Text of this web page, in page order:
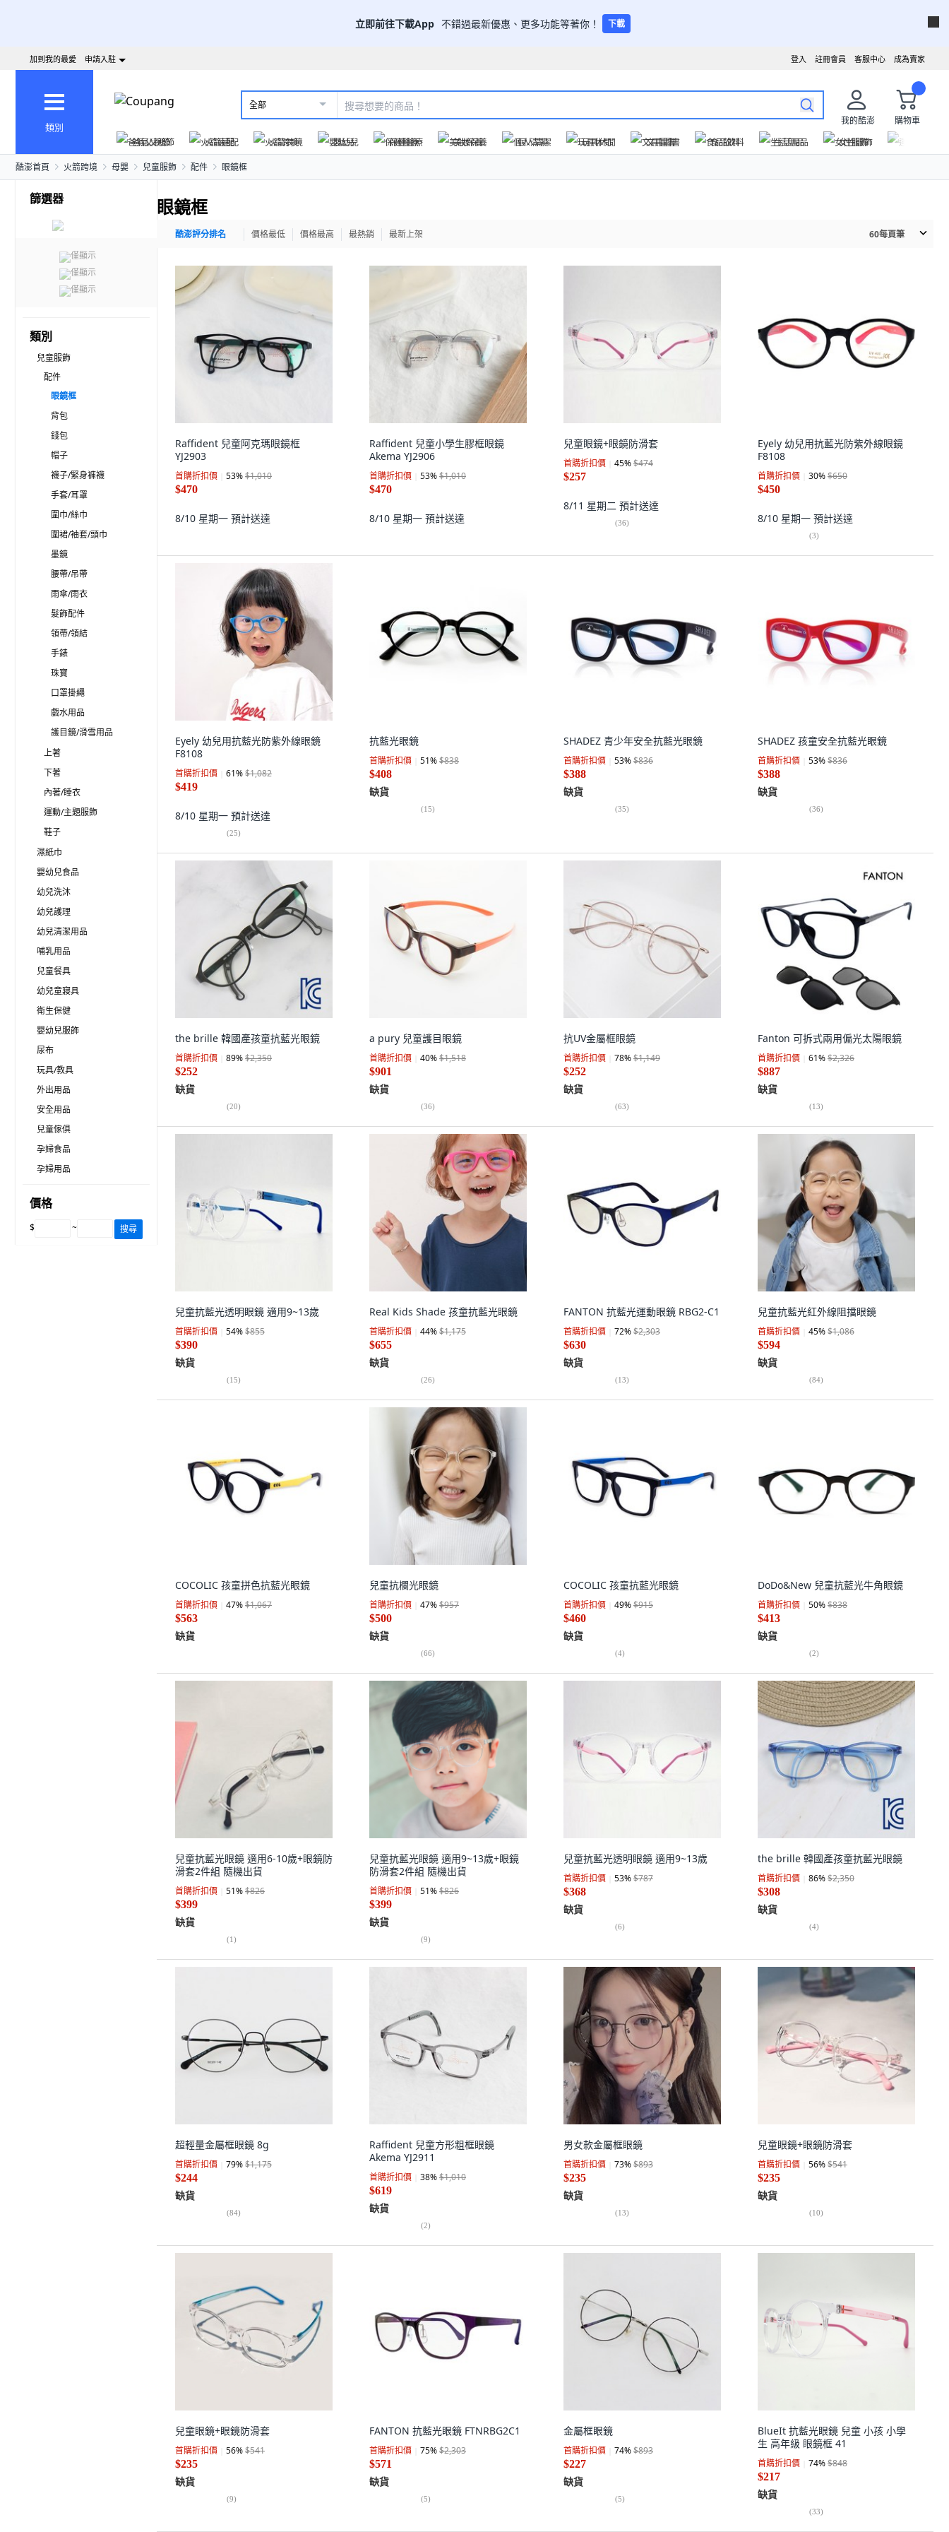
立即前往下載App 不錯過最新優惠、更多功能等著你！ 下載
成為賣家
客服中心
註冊會員
登入
加到我的最愛 申請入駐
類別
全部
我的酷澎
購物車
爸氣父親節
火箭速配 火箭跨境 嬰幼兒 保健醫療 美妝保養 個人清潔 玩具休閒 文具圖書 食品飲料 生活用品 女性服飾
酷澎首頁 火箭跨境 母嬰 兒童服飾 配件 眼鏡框
篩選器
僅顯示
僅顯示
僅顯示
類別
兒童服飾
配件
眼鏡框
背包
錢包
帽子
襪子/緊身褲襪
手套/耳罩
圍巾/絲巾
圍裙/袖套/頭巾
墨鏡
腰帶/吊帶
雨傘/雨衣
髮飾配件
領帶/領結
手錶
珠寶
口罩掛繩
戲水用品
護目鏡/滑雪用品
上著
下著
內著/睡衣
運動/主題服飾
鞋子
濕紙巾
嬰幼兒食品
幼兒洗沐
幼兒護理
幼兒清潔用品
哺乳用品
兒童餐具
幼兒童寢具
衛生保健
嬰幼兒服飾
尿布
玩具/教具
外出用品
安全用品
兒童傢俱
孕婦食品
孕婦用品
價格
$ ~ 搜尋
眼鏡框
酷澎評分排名 價格最低 價格最高 最熱銷 最新上架 60每頁筆
Raffident 兒童阿克瑪眼鏡框
YJ2903
首購折扣價 53%$1,010
$470
8/10 星期一 預計送達
Raffident 兒童小學生膠框眼鏡
Akema YJ2906
首購折扣價 53%$1,010
$470
8/10 星期一 預計送達
兒童眼鏡+眼鏡防滑套
首購折扣價 45%$474
$257
8/11 星期二 預計送達
(36)
Eyely 幼兒用抗藍光防紫外線眼鏡
F8108
首購折扣價 30%$650
$450
8/10 星期一 預計送達
(3)
Eyely 幼兒用抗藍光防紫外線眼鏡
F8108
首購折扣價 61%$1,082
$419
8/10 星期一 預計送達
(25)
抗藍光眼鏡
首購折扣價 51%$838
$408
缺貨
(15)
SHADEZ 青少年安全抗藍光眼鏡
首購折扣價 53%$836
$388
缺貨
(35)
SHADEZ 孩童安全抗藍光眼鏡
首購折扣價 53%$836
$388
缺貨
(36)
the brille 韓國產孩童抗藍光眼鏡
首購折扣價 89%$2,350
$252
缺貨
(20)
a pury 兒童護目眼鏡
首購折扣價 40%$1,518
$901
缺貨
(36)
抗UV金屬框眼鏡
首購折扣價 78%$1,149
$252
缺貨
(63)
Fanton 可拆式兩用偏光太陽眼鏡
首購折扣價 61%$2,326
$887
缺貨
(13)
兒童抗藍光透明眼鏡 適用9~13歲
首購折扣價 54%$855
$390
缺貨
(15)
Real Kids Shade 孩童抗藍光眼鏡
首購折扣價 44%$1,175
$655
缺貨
(26)
FANTON 抗藍光運動眼鏡 RBG2-C1
首購折扣價 72%$2,303
$630
缺貨
(13)
兒童抗藍光紅外線阻擋眼鏡
首購折扣價 45%$1,086
$594
缺貨
(84)
COCOLIC 孩童拼色抗藍光眼鏡
首購折扣價 47%$1,067
$563
缺貨
兒童抗欄光眼鏡
首購折扣價 47%$957
$500
缺貨
(66)
COCOLIC 孩童抗藍光眼鏡
首購折扣價 49%$915
$460
缺貨
(4)
DoDo&New 兒童抗藍光牛角眼鏡
首購折扣價 50%$838
$413
缺貨
(2)
兒童抗藍光眼鏡 適用6-10歲+眼鏡防
滑套2件組 隨機出貨
首購折扣價 51%$826
$399
缺貨
(1)
兒童抗藍光眼鏡 適用9~13歲+眼鏡
防滑套2件組 隨機出貨
首購折扣價 51%$826
$399
缺貨
(9)
兒童抗藍光透明眼鏡 適用9~13歲
首購折扣價 53%$787
$368
缺貨
(6)
the brille 韓國產孩童抗藍光眼鏡
首購折扣價 86%$2,350
$308
缺貨
(4)
超輕量金屬框眼鏡 8g
首購折扣價 79%$1,175
$244
缺貨
(84)
Raffident 兒童方形粗框眼鏡
Akema YJ2911
首購折扣價 38%$1,010
$619
缺貨
(2)
男女款金屬框眼鏡
首購折扣價 73%$893
$235
缺貨
(13)
兒童眼鏡+眼鏡防滑套
首購折扣價 56%$541
$235
缺貨
(10)
兒童眼鏡+眼鏡防滑套
首購折扣價 56%$541
$235
缺貨
(9)
FANTON 抗藍光眼鏡 FTNRBG2C1
首購折扣價 75%$2,303
$571
缺貨
(5)
金屬框眼鏡
首購折扣價 74%$893
$227
缺貨
(5)
BlueIt 抗藍光眼鏡 兒童 小孩 小學
生 高年級 眼鏡框 41
首購折扣價 74%$848
$217
缺貨
(33)